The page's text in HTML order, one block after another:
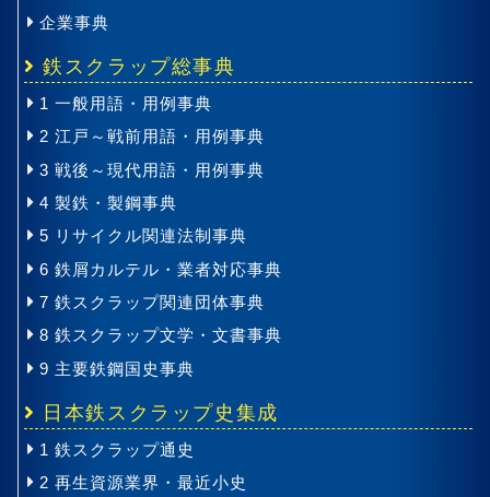
企業事典
鉄スクラップ総事典
1 一般用語・用例事典
2 江戸～戦前用語・用例事典
3 戦後～現代用語・用例事典
4 製鉄・製鋼事典
5 リサイクル関連法制事典
6 鉄屑カルテル・業者対応事典
7 鉄スクラップ関連団体事典
8 鉄スクラップ文学・文書事典
9 主要鉄鋼国史事典
日本鉄スクラップ史集成
1 鉄スクラップ通史
2 再生資源業界・最近小史